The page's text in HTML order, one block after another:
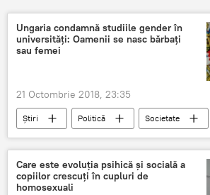
Ungaria condamnă studiile gender în
universități: Oamenii se nasc bărbați
sau femei
21 Octombrie 2018, 23:35
Știri Politică
Societate
În lume
Ungaria
Viktor Orban
Soros
femei
barbati
gender
Care este evoluția psihică și socială a
copiilor crescuți în cupluri de
homosexuali